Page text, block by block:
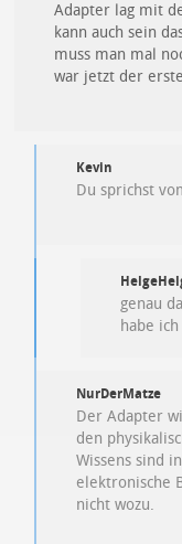
Adapter lag mit
kann auch sein
muss man mal
war jetzt der
Kevin
Du sprichst
genau
habe
NurDerMatze
Der Adapter
den
Wissens sind
elektronische
nicht wozu.